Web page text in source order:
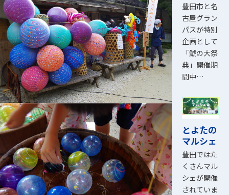
豊田市と名
古屋グラン
パスが特別
企画として
「鯱の大祭
典」開催期
間中…
とよたの
マルシェ
豊田ではた
くさんマル
シェが開催
されていま